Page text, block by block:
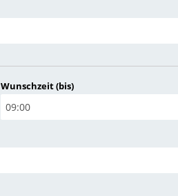
Wunschzeit (bis)